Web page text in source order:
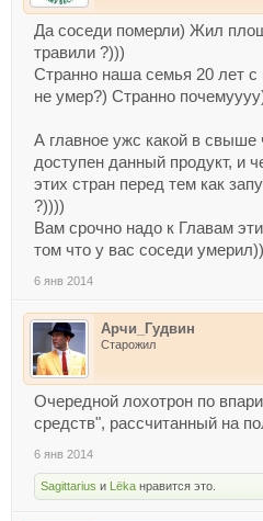
Да соседи померли) Жил
травили ?)))
Странно наша семья 20 лет с
не умер?) Странно
А главное ужс какой в свыше
доступен данный продукт, и
этих стран перед тем как
?))))
Вам срочно надо к Главам
том что у вас соседи
6 янв 2014
Арчи_Гудвин
Старожил
Очередной лохотрон по
средств", рассчитанный на
6 янв 2014
Sagittarius и Lёka нравится это.